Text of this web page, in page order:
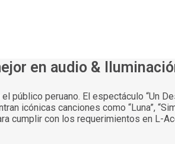
en audio &
público peruano. El espectáculo “Un
icónicas canciones como “Luna”,
cumplir con los requerimientos en L-